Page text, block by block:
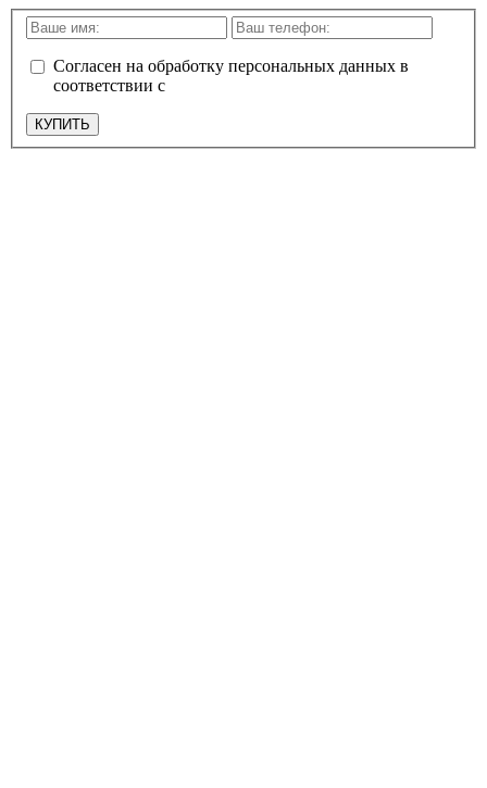
Согласен на обработку персональных данных в
соответствии с
КУПИТЬ